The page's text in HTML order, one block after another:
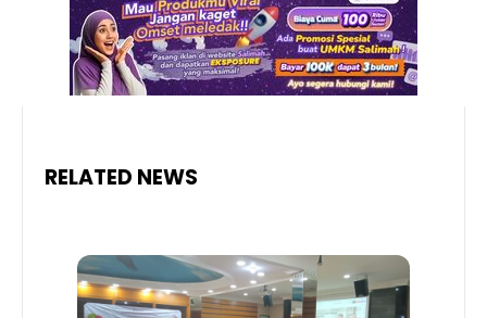
RELATED NEWS